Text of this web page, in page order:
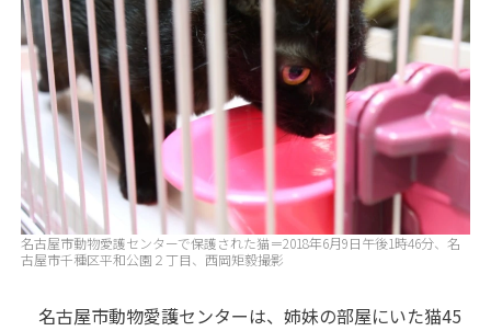
名古屋市動物愛護センターで保護された猫＝2018年6月9日午後1時46分、名
古屋市千種区平和公園２丁目、西岡矩毅撮影
名古屋市動物愛護センターは、姉妹の部屋にいた猫45